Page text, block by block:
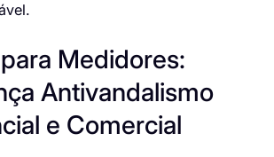
Medidores:
Antivandalismo
e Comercial